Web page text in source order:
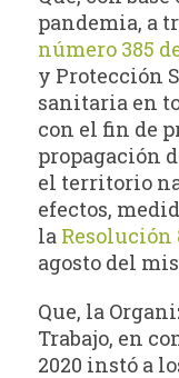
pandemia, a
número 385
y Protección
sanitaria en
con el fin de
propagación
el territorio
efectos,
la Resolución
agosto del
Que, la
Trabajo, en
2020 instó a